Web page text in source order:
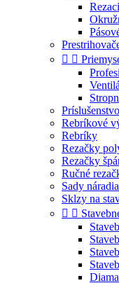
 
Rebríkové
Rebríky
Rezačky
Rezačky
Ručné
Sady náradia
Sklzy na
 